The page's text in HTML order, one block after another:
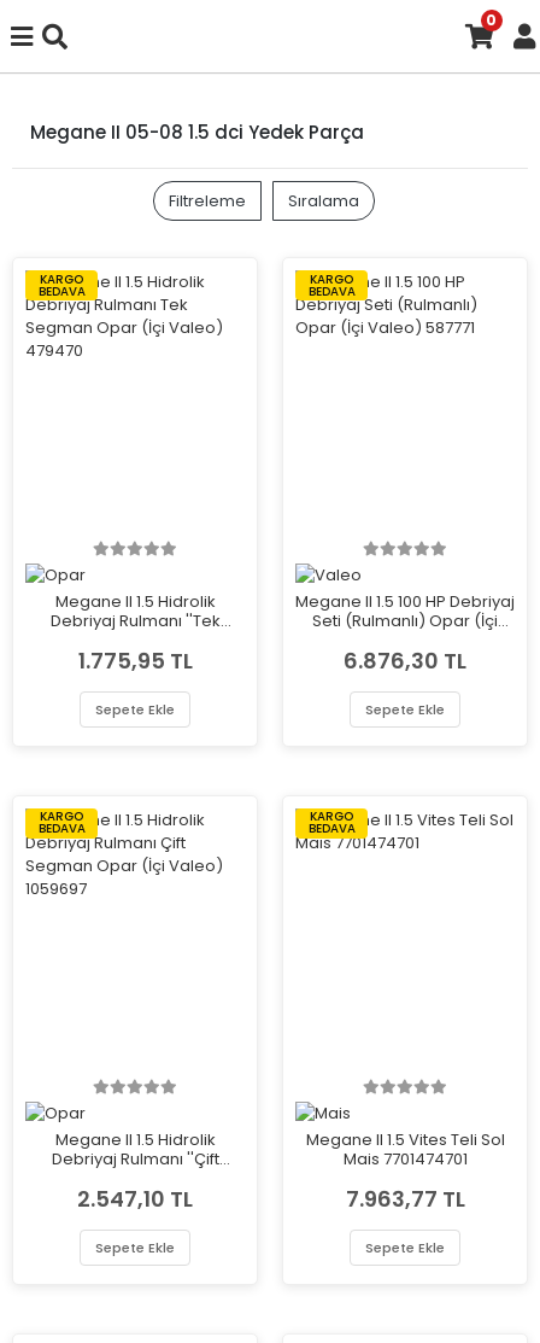
0
Megane II 05-08 1.5 dci Yedek Parça
Filtreleme Sıralama
KARGO
BEDAVA
Megane II 1.5 Hidrolik
Debriyaj Rulmanı ''Tek
479470
1.775,95 TL
Sepete Ekle
KARGO
BEDAVA
Megane II 1.5 100 HP Debriyaj
Seti (Rulmanlı) Opar (İçi
6.876,30 TL
Sepete Ekle
KARGO
BEDAVA
Megane II 1.5 Hidrolik
Debriyaj Rulmanı ''Çift
1059697
2.547,10 TL
Sepete Ekle
KARGO
BEDAVA
Megane II 1.5 Vites Teli Sol
Mais 7701474701
7.963,77 TL
Sepete Ekle